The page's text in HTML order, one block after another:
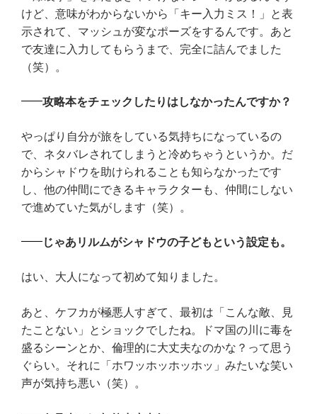
けど、意味がわからないから「キー入力ミス！」と表
示されて、マッシュが変なポーズをするんです。あと
で友達に入力してもらうまで、完全に詰んでました
（笑）。
攻略本をチェックしたりはしなかったんですか？
やっぱり自分が旅をしている気持ちになっているの
で、ネタバレされてしまうと冷めちゃうというか。だ
からシャドウを助けられることも知らなかったです
し、他の仲間にできるキャラクターも、仲間にしない
で進めていた気がします（笑）。
じゃあリルムがシャドウの子どもという設定も。
はい、大人になって初めて知りました。
あと、ケフカが極悪人すぎて、最初は「こんな敵、見
たことない」とショックでしたね。ドマ国の川に毒を
盛るシーンとか、倫理的に大丈夫なのかな？って思う
ぐらい。それに「ホワッホッホッホッ」みたいな笑い
声が気持ち悪い（笑）。